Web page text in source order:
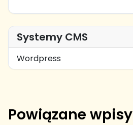
Systemy CMS
Wordpress
Powiązane wpisy